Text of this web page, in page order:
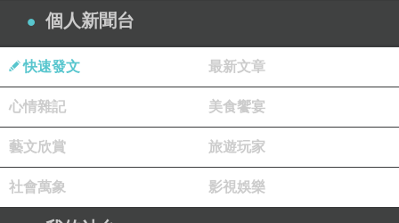
個人新聞台
快速發文 最新文章
心情雜記 美食饗宴
藝文欣賞 旅遊玩家
社會萬象 影視娛樂